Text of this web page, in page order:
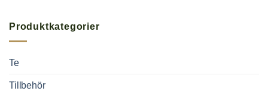
Produktkategorier
Te
Tillbehör